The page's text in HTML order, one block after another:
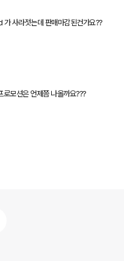
bmw목록에서 갑자기 118d 가 사라젓는데 판매마감된건가요??
바뀔까요 글구 프로모션은 언제쯤 나올까요???